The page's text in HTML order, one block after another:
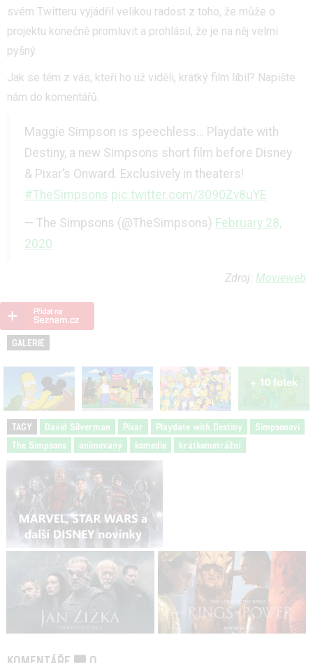
svém Twitteru vyjádřil velikou radost z toho, že může o
projektu konečně promluvit a prohlásil, že je na něj velmi
pyšný.
Jak se těm z vás, kteří ho už viděli, krátký film líbil? Napište
nám do komentářů.
Maggie Simpson is speechless… Playdate with
Destiny, a new Simpsons short film before Disney
& Pixar’s Onward. Exclusively in theaters!
#TheSimpsons pic.twitter.com/3090Zv8uYE
— The Simpsons (@TheSimpsons) February 28,
2020
Zdroj: Movieweb
GALERIE
+ 10 fotek
TAGY David Silverman Pixar Playdate with Destiny
Simpsonovi
The Simpsons
animovaný komedie krátkometrážní
KOMENTÁŘE 0